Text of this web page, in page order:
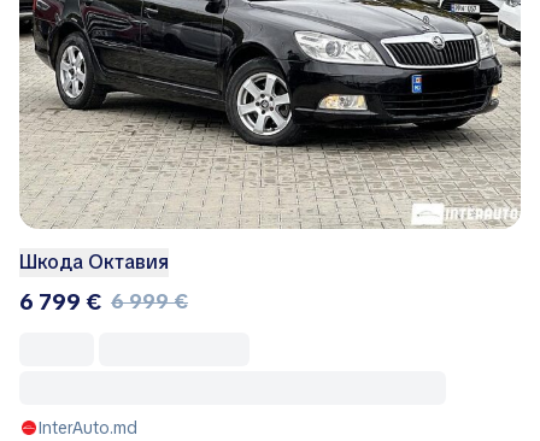
Шкода Октавия
6 799 € 6 999 €
InterAuto.md